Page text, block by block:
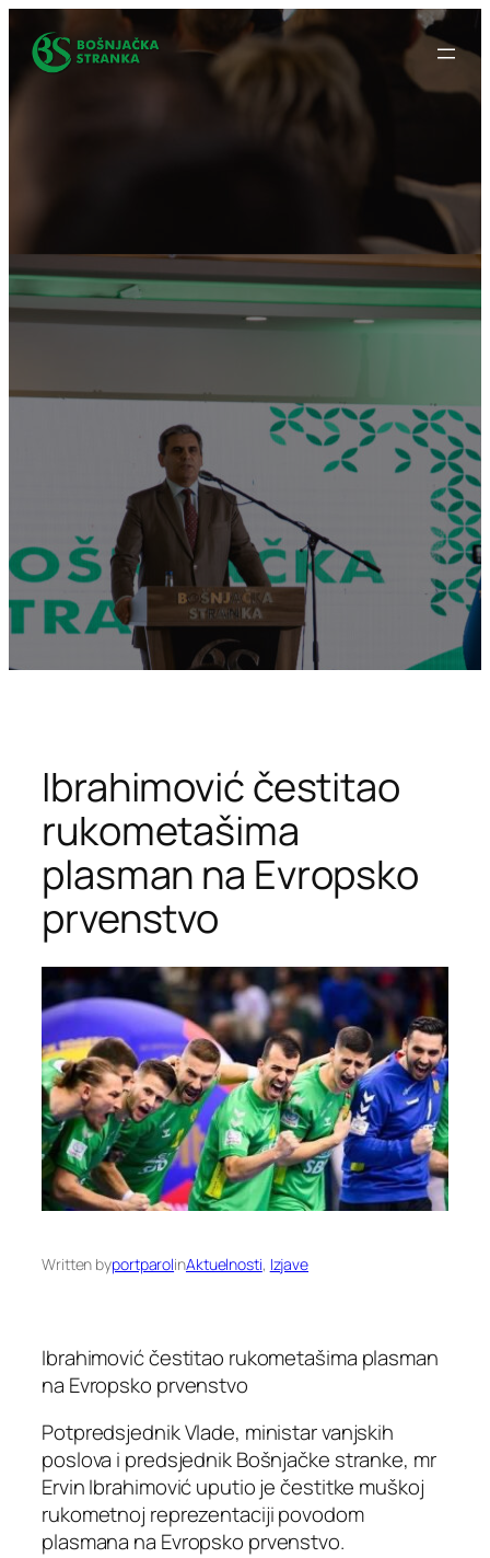
sadržaj
Ibrahimović čestitao
rukometašima
plasman na Evropsko
prvenstvo
Written byportparolinAktuelnosti, Izjave
Ibrahimović čestitao rukometašima plasman
na Evropsko prvenstvo
Potpredsjednik Vlade, ministar vanjskih
poslova i predsjednik Bošnjačke stranke, mr
Ervin Ibrahimović uputio je čestitke muškoj
rukometnoj reprezentaciji povodom
plasmana na Evropsko prvenstvo.